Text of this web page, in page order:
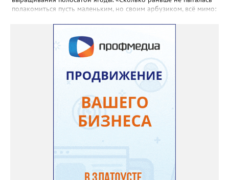
полакомиться пусть маленьким, но своим арбузиком, всё мимо:
«Златоуст.инфо» садовод. – В этом году посадила сорт так
называемых северных арбузов – «Юлия», а также «Коккоро»
(он жёлтый и, говорят, очень сладкий). Вот уже первый на пару
кило вызрел. Чтобы не оборвал плеть, подвешиваю своих
полосатиков в сетках из-под овощей или авоськах,
подкармливаю. Не терпится попробовать!». Опытные
бахчеводы из южных регионов в соцсетях посоветовали нашей
землячке: арбуз будет созревшим не раньше, чем с его кожуры
пропадет матовость (станет глянцевым). По срокам опыления
норма зрелости для «Коккоро» - не менее 42 дней от завязи
размером с грецкий орех. Екатерина выяснила у знающих
людей и причину своих неудач – её сеянцы не опылялись, и это
нужно было делать самостоятельно. «Мужской» цветочек для
этого прикладывают к «женскому» - тычинку к пестику. Фото:
Екатерина Громова, специально для «Златоуст.инфо».
Обсуждение новости здесь
ВКОНТАКТЕ https://vk.com/newszlatoust74